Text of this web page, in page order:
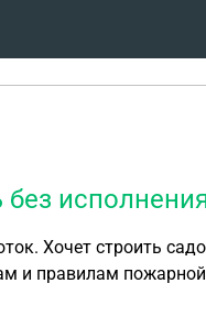
правилам пожарной
- не получится